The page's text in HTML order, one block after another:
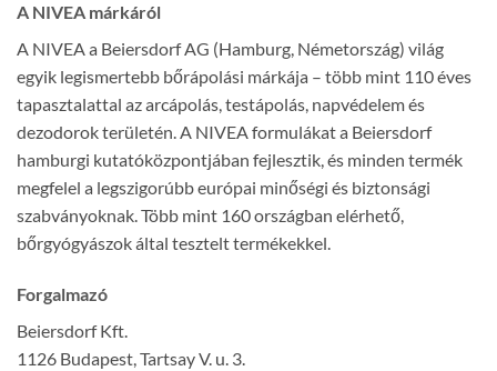
A NIVEA márkáról
A NIVEA a Beiersdorf AG (Hamburg, Németország) világ
egyik legismertebb bőrápolási márkája – több mint 110 éves
tapasztalattal az arcápolás, testápolás, napvédelem és
dezodorok területén. A NIVEA formulákat a Beiersdorf
hamburgi kutatóközpontjában fejlesztik, és minden termék
megfelel a legszigorúbb európai minőségi és biztonsági
szabványoknak. Több mint 160 országban elérhető,
bőrgyógyászok által tesztelt termékekkel.
Forgalmazó
Beiersdorf Kft.
1126 Budapest, Tartsay V. u. 3.